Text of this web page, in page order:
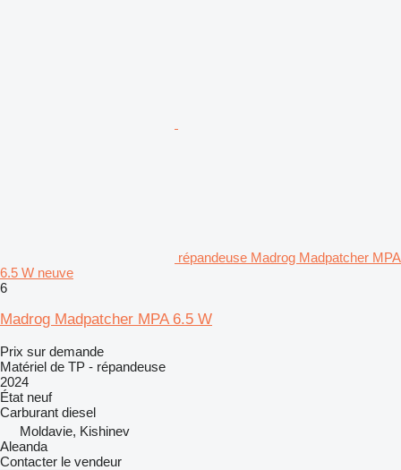
répandeuse Madrog Madpatcher MPA
6.5 W neuve
6
Madrog Madpatcher MPA 6.5 W
Prix sur demande
Matériel de TP - répandeuse
2024
État neuf
Carburant diesel
Moldavie, Kishinev
Aleanda
Contacter le vendeur